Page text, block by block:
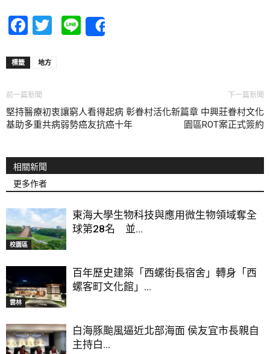
Facebook
Twitter
Line
標籤 地方
前一篇新聞
堅持醫療初衷讓窮人看得起病 彰
基助多重共病弱勢癌友抗癌十年
下一篇新聞
眷村活化新篇章 中興莊眷村文化
園區ROT案正式簽約
相關新聞
更多作者
校園區
東海大學生物科技與應用微生物領域奪全
球第28名 並...
雲林
百年歷史建築「西螺街長宿舍」轉身「西
螺客町文化館」...
白海豚颱風逼近北部海面 侯友宜市長親自
主持白...